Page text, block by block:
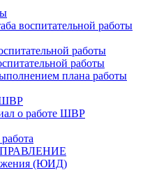
воспитательной работы
работы
работы
плана работы
ШВР
о работе ШВР
(ЮИД)